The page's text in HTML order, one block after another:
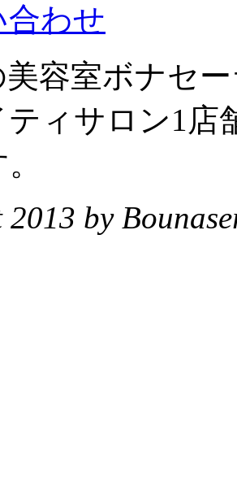
合わせ
美容室ボナセ
ティサロン1店
by